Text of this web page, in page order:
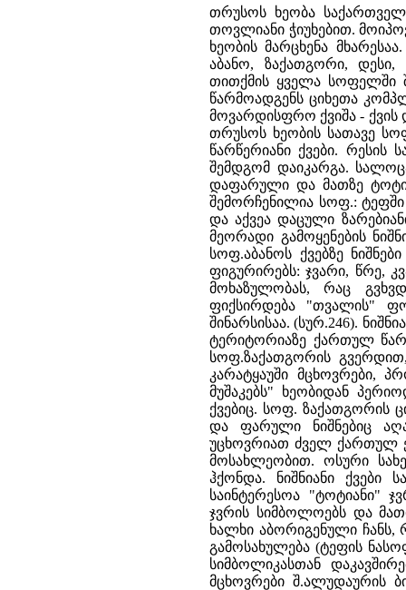
თრუსოს ხეობა
თოვლიანი ჭიუხებით.
ხეობის მარცხენა
აბანო, ზაქათგორი, დესი,
თითქმის ყველა სოფელში
წარმოადგენს ციხეთა
მოვარდისფრო ქვიშა - ქვის
თრუსოს ხეობის სათავე
წარწერიანი ქვები.
შემდგომ დაიკარგა.
დაფარული და მათზე
შემორჩენილია სოფ.: ტეფში
და აქვეა დაცული
მეორადი გამოყენების
სოფ.აბანოს ქვებზე
ფიგურირებს: ჯვარი, წრე,
მოხაზულობას, რაც
ფიქსირდება "თვალის"
შინარსისაა. (სურ.246).
ტერიტორიაზე ქართულ
სოფ.ზაქათგორის
კარატყაუში მცხოვრები,
მუშაკებს" ხეობიდან
ქვებიც. სოფ. ზაქათგორის
და ფარული ნიშნებიც
უცხოვრიათ ძველ ქართულ
მოსახლეობით. ოსური
ჰქონდა. ნიშნიანი ქვები
საინტერესოა "ტოტიანი"
ჯვრის სიმბოლოებს და
ხალხი აბორიგენული
გამოსახულება (ტეფის
სიმბოლიკასთან
მცხოვრები შ.ალუდაურის